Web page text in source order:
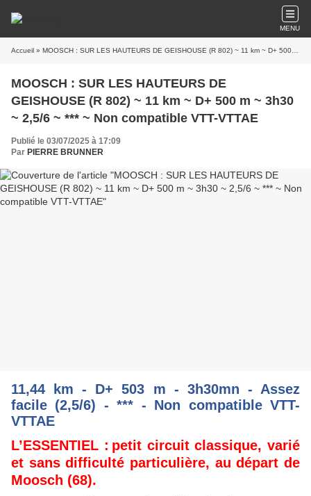
MENU
Accueil » MOOSCH : SUR LES HAUTEURS DE GEISHOUSE (R 802) ~ 11 km ~ D+ 500 m ~ 3h30 ~ 2,5/6 ~ *** ~ Non compatible VTT-VTTAE
MOOSCH : SUR LES HAUTEURS DE
GEISHOUSE (R 802) ~ 11 km ~ D+ 500 m ~ 3h30
~ 2,5/6 ~ *** ~ Non compatible VTT-VTTAE
Publié le 03/07/2025 à 17:09
Par PIERRE BRUNNER
11,44 km - D+ 503 m - 3h30mn - Assez
facile (2,5/6) - *** - Non compatible VTT-
VTTAE
L’ESSENTIEL : petit circuit classique, varié
et sans difficulté particulière, au départ de
Moosch (68).